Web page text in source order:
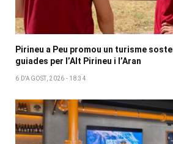
Pirineu a Peu promou un turisme
guiades per l’Alt Pirineu i l’Aran
6 D'AGOST, 2026 - 18:34